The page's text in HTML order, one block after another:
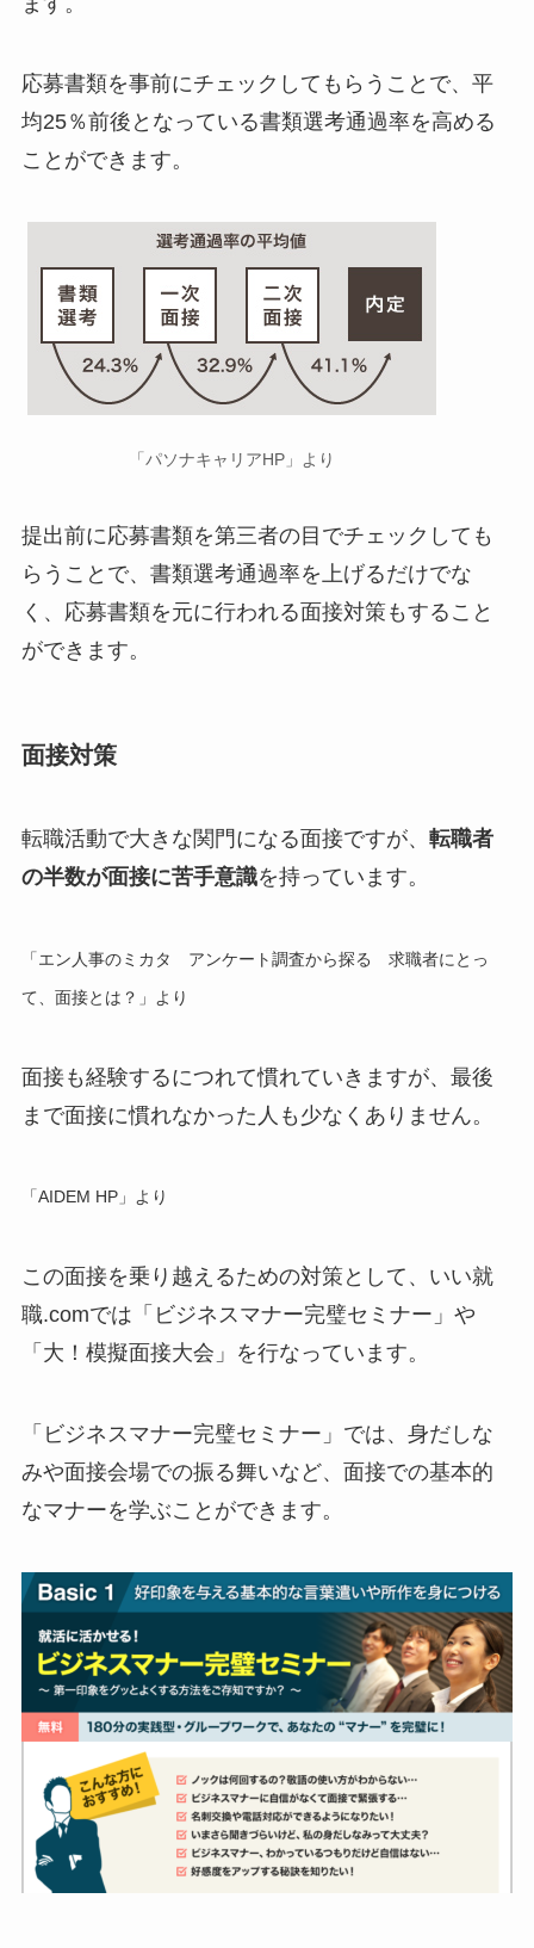
応募書類を事前にチェックしてもらうことで、平
均25％前後となっている書類選考通過率を高める
ことができます。
「パソナキャリアHP」より
提出前に応募書類を第三者の目でチェックしても
らうことで、書類選考通過率を上げるだけでな
く、応募書類を元に行われる面接対策もすること
ができます。
面接対策
転職活動で大きな関門になる面接ですが、 転職者
の半数が面接に苦手意識を持っています。
「エン人事のミカタ アンケート調査から探る 求職者にとっ
て、面接とは？」より
面接も経験するにつれて慣れていきますが、最後
まで面接に慣れなかった人も少なくありません。
「AIDEM HP」より
この面接を乗り越えるための対策として、いい就
職.comでは「ビジネスマナー完璧セミナー」や
「大！模擬面接大会」を行なっています。
「ビジネスマナー完璧セミナー」では、身だしな
みや面接会場での振る舞いなど、面接での基本的
なマナーを学ぶことができます。